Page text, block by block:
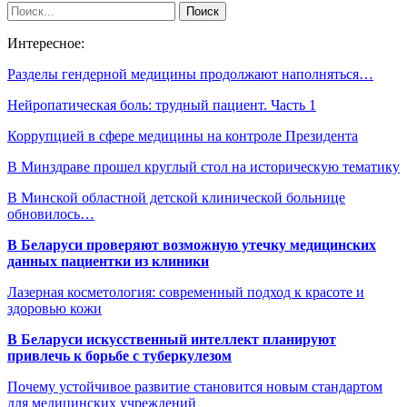
Интересное:
Разделы гендерной медицины продолжают наполняться…
Нейропатическая боль: трудный пациент. Часть 1
Коррупцией в сфере медицины на контроле Президента
В Минздраве прошел круглый стол на историческую тематику
В Минской областной детской клинической больнице
обновилось…
В Беларуси проверяют возможную утечку медицинских
данных пациентки из клиники
Лазерная косметология: современный подход к красоте и
здоровью кожи
В Беларуси искусственный интеллект планируют
привлечь к борьбе с туберкулезом
Почему устойчивое развитие становится новым стандартом
для медицинских учреждений